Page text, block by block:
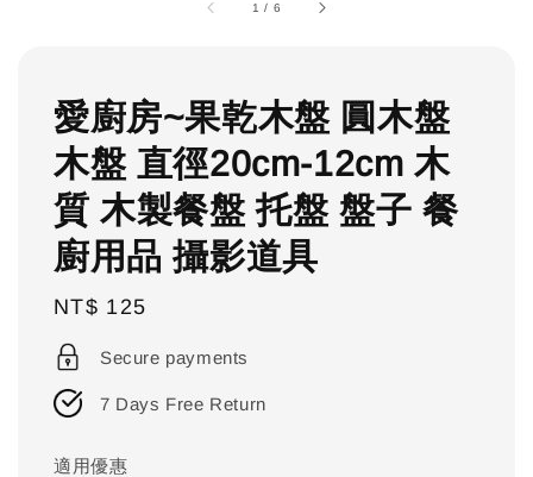
1 / 6
愛廚房~果乾木盤 圓木盤
木盤 直徑20cm-12cm 木
質 木製餐盤 托盤 盤子 餐
廚用品 攝影道具
Regular
price
NT$ 125
Secure payments
7 Days Free Return
適用優惠